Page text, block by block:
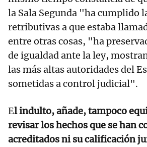
la Sala Segunda "ha cumplido
retributivas a que estaba
entre otras cosas, "ha
de igualdad ante la ley,
las más altas autoridades del
sometidas a control judicial".
El indulto, añade, tampoco
revisar los hechos que se han
acreditados ni su calificación